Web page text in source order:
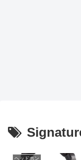
ヘッドホン